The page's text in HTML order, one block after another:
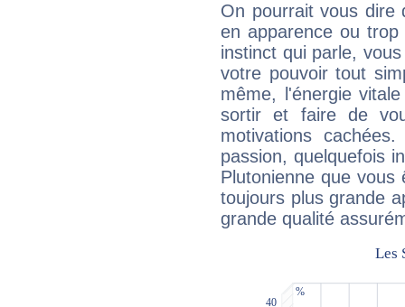
On pourrait vous dire
en apparence ou
instinct qui parle,
votre pouvoir tout
même, l'énergie
sortir et faire de
motivations
passion, quelquefois
Plutonienne que
toujours plus grande
grande qualité